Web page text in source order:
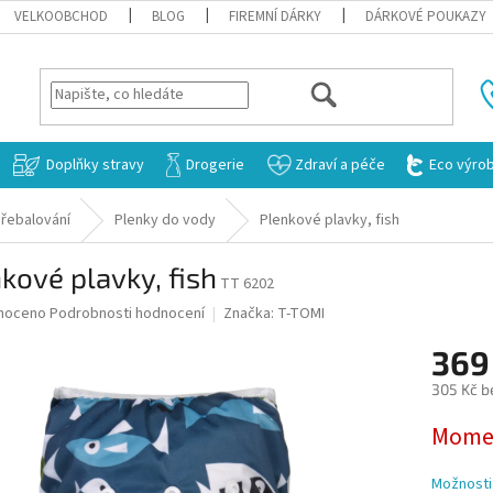
VELKOOBCHOD BLOG FIREMNÍ DÁRKY DÁRKOVÉ POUKAZY
HLEDAT
Doplňky stravy Drogerie Zdraví a péče Eco
Plenky do vody Plenkové plavky, fish
plavky, fish TT 6202
Podrobnosti hodnocení Značka: T-TOMI
305 Kč
cena: